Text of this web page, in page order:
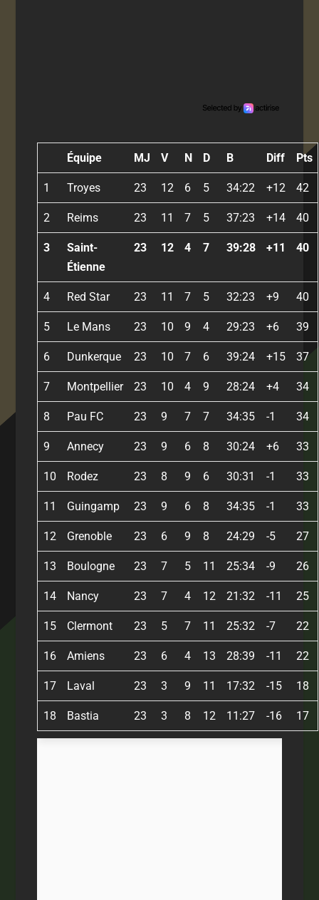
Équipe MJ V N D B Diff Pts
1 Troyes 23 12 6 5 34:22 +12 42
2 Reims 23 11 7 5 37:23 +14 40
3
Saint-
Étienne
23 12 4 7 39:28 +11 40
4 Red Star 23 11 7 5 32:23 +9 40
5 Le Mans 23 10 9 4 29:23 +6 39
6 Dunkerque 23 10 7 6 39:24 +15 37
7 Montpellier 23 10 4 9 28:24 +4 34
8 Pau FC 23 9 7 7 34:35 -1 34
9 Annecy 23 9 6 8 30:24 +6 33
10 Rodez 23 8 9 6 30:31 -1 33
11 Guingamp 23 9 6 8 34:35 -1 33
12 Grenoble 23 6 9 8 24:29 -5 27
13 Boulogne 23 7 5 11 25:34 -9 26
14 Nancy 23 7 4 12 21:32 -11 25
15 Clermont 23 5 7 11 25:32 -7 22
16 Amiens 23 6 4 13 28:39 -11 22
17 Laval 23 3 9 11 17:32 -15 18
18 Bastia 23 3 8 12 11:27 -16 17